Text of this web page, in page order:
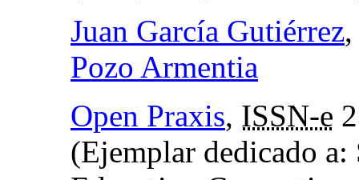
Juan García Gutiérrez
Pozo Armentia
Open Praxis, ISSN-e
(Ejemplar dedicado a: